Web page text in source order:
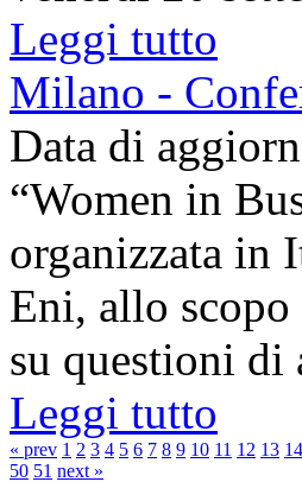
Leggi tutto
Milano -
Data di
“Women in
organizzata in
Eni, allo
su questioni di
Leggi tutto
« prev 1 2 3 4 5 6 7 8 9 10 11 12 13 14
50 51 next »